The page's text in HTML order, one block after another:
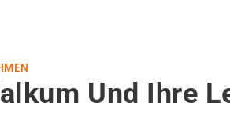
Und Ihre